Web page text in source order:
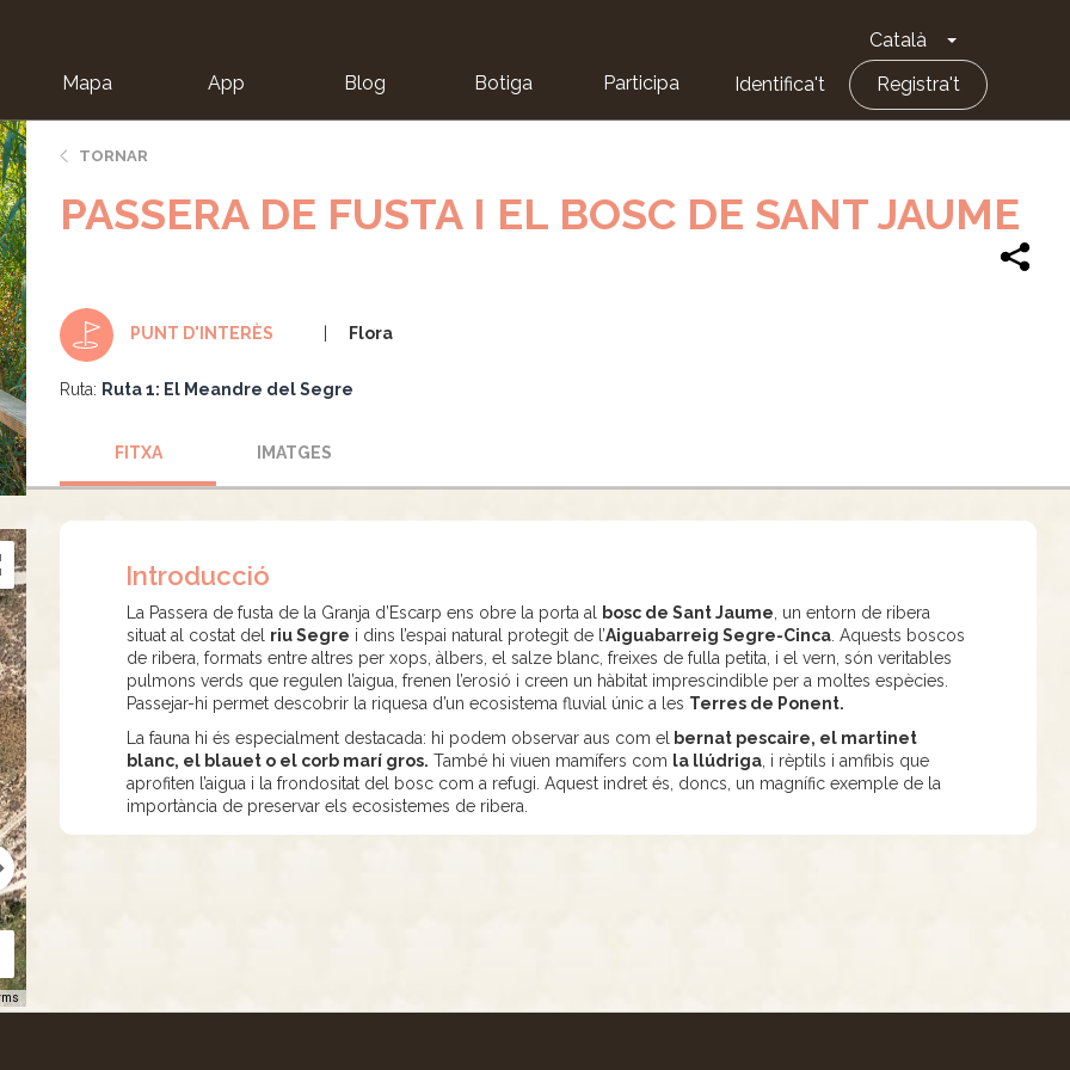
Català Toggle
Mapa App Blog Botiga Participa Identifica't Registra't
TORNAR
PASSERA DE FUSTA I EL BOSC DE SANT JAUME
PUNT D'INTERÈS Flora
Ruta: Ruta 1: El Meandre del Segre
FITXA IMATGES
Introducció
La Passera de fusta de la Granja d’Escarp ens obre la porta al bosc de Sant Jaume , un entorn de ribera
situat al costat del riu Segre i dins l’espai natural protegit de l’Aiguabarreig Segre-Cinca . Aquests boscos
de ribera, formats entre altres per xops, àlbers, el salze blanc, freixes de fulla petita, i el vern, són veritables
pulmons verds que regulen l’aigua, frenen l’erosió i creen un hàbitat imprescindible per a moltes espècies.
Passejar-hi permet descobrir la riquesa d’un ecosistema fluvial únic a les Terres de Ponent.
La fauna hi és especialment destacada: hi podem observar aus com el
bernat pescaire, el martinet
blanc, el blauet o el corb marí gros. També hi viuen mamífers com la llúdriga , i rèptils i amfibis que
aprofiten l’aigua i la frondositat del bosc com a refugi. Aquest indret és, doncs, un magnífic exemple de la
importància de preservar els ecosistemes de ribera.